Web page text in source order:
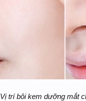
Vị trí bôi kem dưỡng mắt